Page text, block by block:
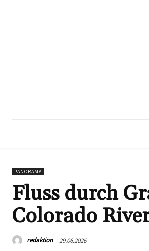
PANORAMA
Fluss durch
Colorado
redaktion 29.06.2026